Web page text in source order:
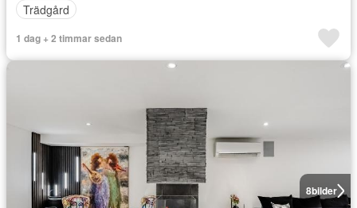
Trädgård
1 dag + 2 timmar sedan
8bilder